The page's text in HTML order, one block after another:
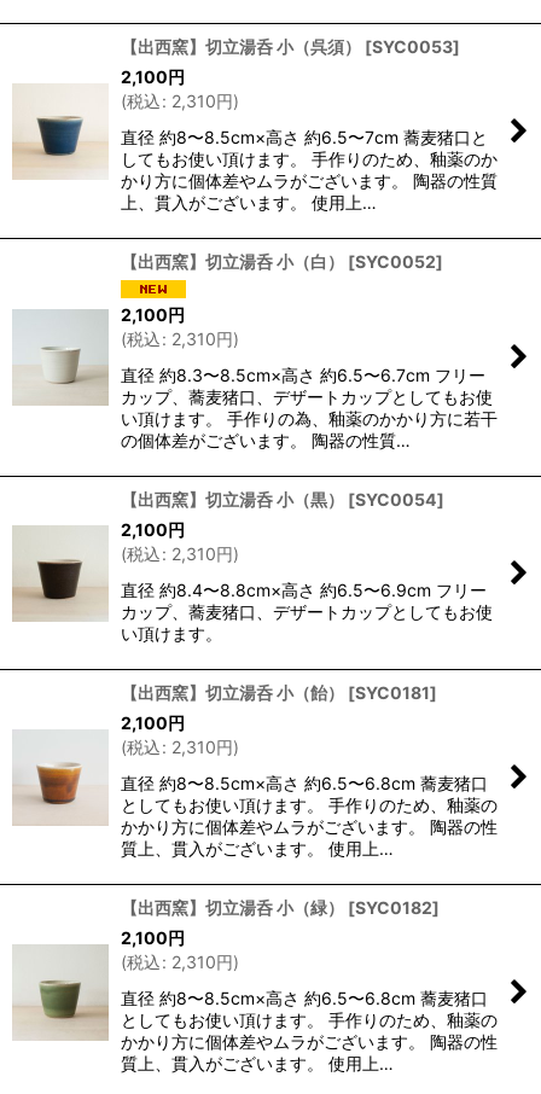
【出西窯】切立湯呑 小（呉須） [SYC0053]
2,100円
(税込: 2,310円)
直径 約8〜8.5cm×高さ 約6.5〜7cm 蕎麦猪口と
してもお使い頂けます。 手作りのため、釉薬のか
かり方に個体差やムラがございます。 陶器の性質
上、貫入がございます。 使用上…
【出西窯】切立湯呑 小（白） [SYC0052]
2,100円
(税込: 2,310円)
直径 約8.3〜8.5cm×高さ 約6.5〜6.7cm フリー
カップ、蕎麦猪口、デザートカップとしてもお使
い頂けます。 手作りの為、釉薬のかかり方に若干
の個体差がございます。 陶器の性質…
【出西窯】切立湯呑 小（黒） [SYC0054]
2,100円
(税込: 2,310円)
直径 約8.4〜8.8cm×高さ 約6.5〜6.9cm フリー
カップ、蕎麦猪口、デザートカップとしてもお使
い頂けます。
【出西窯】切立湯呑 小（飴） [SYC0181]
2,100円
(税込: 2,310円)
直径 約8〜8.5cm×高さ 約6.5〜6.8cm 蕎麦猪口
としてもお使い頂けます。 手作りのため、釉薬の
かかり方に個体差やムラがございます。 陶器の性
質上、貫入がございます。 使用上…
【出西窯】切立湯呑 小（緑） [SYC0182]
2,100円
(税込: 2,310円)
直径 約8〜8.5cm×高さ 約6.5〜6.8cm 蕎麦猪口
としてもお使い頂けます。 手作りのため、釉薬の
かかり方に個体差やムラがございます。 陶器の性
質上、貫入がございます。 使用上…